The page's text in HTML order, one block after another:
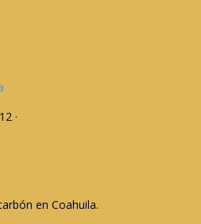
·
en Coahuila.